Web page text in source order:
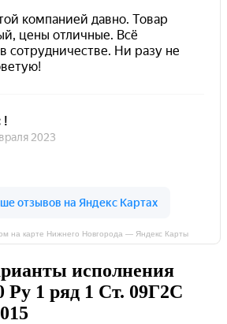
на карте Нижнего Новгорода — Яндекс Карты
исполнения
Ру 1 ряд 1 Ст. 09Г2С